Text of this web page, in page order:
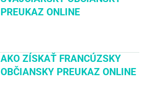
PREUKAZ ONLINE
AKO ZÍSKAŤ FRANCÚZSKY
OBČIANSKY PREUKAZ ONLINE